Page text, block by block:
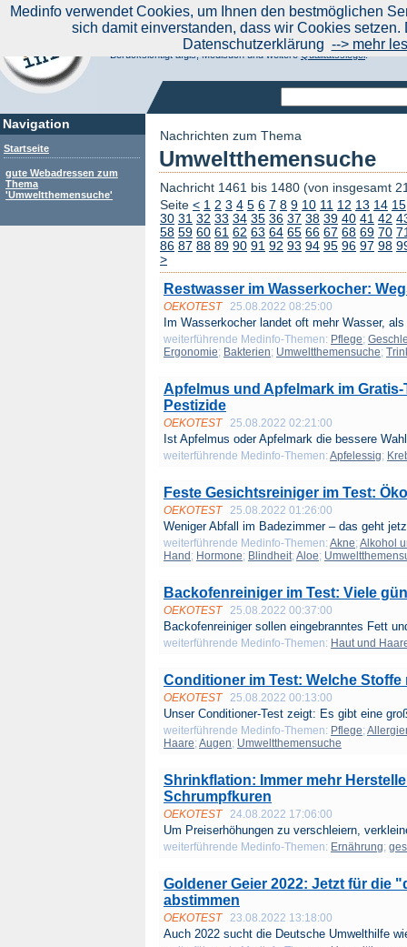
Navigation
Startseite
gute Webadressen zum
Thema
'Umweltthemensuche'
Aktuelle Nachrichten|
Suchen Sie noch oder Finden Sie schon?
Medinfo.de - Meta-Portal für Gesundheitsthemen
Berücksichtigt afgis, Medisuch und weitereQualitätssiegel.
Nachrichten zum Thema
Umweltthemensuche
Nachricht 1461 bis 1480 (von insgesamt
Seite < 1 2 3 4 5 6 7 8 9 10 11 12 13 14 15
30 31 32 33 34 35 36 37 38 39 40 41 42
58 59 60 61 62 63 64 65 66 67 68 69 70
86 87 88 89 90 91 92 93 94 95 96 97 98
>
Restwasser im Wasserkocher:
OEKOTEST 25.08.2022 08:25:00
Im Wasserkocher landet oft mehr Wasser,
weiterführende Medinfo-Themen: Pflege;
Ergonomie; Bakterien; Umweltthemensuche;
Apfelmus und Apfelmark im
Pestizide
OEKOTEST 25.08.2022 02:21:00
Ist Apfelmus oder Apfelmark die bessere
weiterführende Medinfo-Themen: Apfelessig;
Feste Gesichtsreiniger im Test:
OEKOTEST 25.08.2022 01:26:00
Weniger Abfall im Badezimmer – das geht
weiterführende Medinfo-Themen: Akne; Alkohol
Hand ; Hormone; Blindheit; Aloe;
Backofenreiniger im Test: Viele
OEKOTEST 25.08.2022 00:37:00
Backofenreiniger sollen eingebranntes Fett
weiterführende Medinfo-Themen: Haut und
Conditioner im Test: Welche
OEKOTEST 25.08.2022 00:13:00
Unser Conditioner-Test zeigt: Es gibt eine
weiterführende Medinfo-Themen: Pflege;
Haare; Augen; Umweltthemensuche
Shrinkflation: Immer mehr
Schrumpfkuren
OEKOTEST 24.08.2022 17:06:00
Um Preiserhöhungen zu verschleiern,
weiterführende Medinfo-Themen: Ernährung;
Goldener Geier 2022: Jetzt für die
abstimmen
OEKOTEST 23.08.2022 13:18:00
Auch 2022 sucht die Deutsche Umwelthilfe
Medinfo verwendet Cookies, um Ihnen den bestmöglichen
sich damit einverstanden, dass wir Cookies
Datenschutzerklärung --> mehr